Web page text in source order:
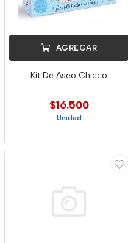
AGREGAR
Kit De Aseo Chicco
$16.500
Unidad